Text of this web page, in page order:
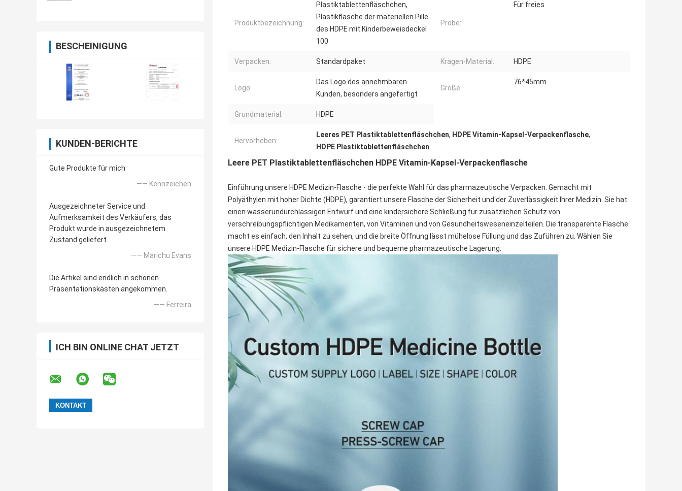
BESCHEINIGUNG
KUNDEN-BERICHTE
Gute Produkte für mich
—— Kennzeichen
Ausgezeichneter Service und
Aufmerksamkeit des Verkäufers, das
Produkt wurde in ausgezeichnetem
Zustand geliefert.
—— Marichu Evans
Die Artikel sind endlich in schönen
Präsentationskästen angekommen.
—— Ferreira
ICH BIN ONLINE CHAT JETZT
Produktbezeichnung:
Plastiktablettenfläschchen,
Plastikflasche der materiellen Pille
des HDPE mit Kinderbeweisdeckel
100
Probe:
Für freies
Verpacken: Standardpaket Kragen-Material: HDPE
Logo:
Das Logo des annehmbaren
Kunden, besonders angefertigt
Größe:
76*45mm
Grundmaterial: HDPE
Hervorheben:
Leeres PET Plastiktablettenfläschchen, HDPE Vitamin-Kapsel-Verpackenflasche,
HDPE Plastiktablettenfläschchen
Leere PET Plastiktablettenfläschchen HDPE Vitamin-Kapsel-Verpackenflasche
Einführung unsere HDPE Medizin-Flasche - die perfekte Wahl für das pharmazeutische Verpacken. Gemacht mit
Polyäthylen mit hoher Dichte (HDPE), garantiert unsere Flasche der Sicherheit und der Zuverlässigkeit Ihrer Medizin. Sie hat
einen wasserundurchlässigen Entwurf und eine kindersichere Schließung für zusätzlichen Schutz von
verschreibungspflichtigen Medikamenten, von Vitaminen und von Gesundheitsweseneinzelteilen. Die transparente Flasche
macht es einfach, den Inhalt zu sehen, und die breite Öffnung lässt mühelose Füllung und das Zuführen zu. Wählen Sie
unsere HDPE Medizin-Flasche für sichere und bequeme pharmazeutische Lagerung.